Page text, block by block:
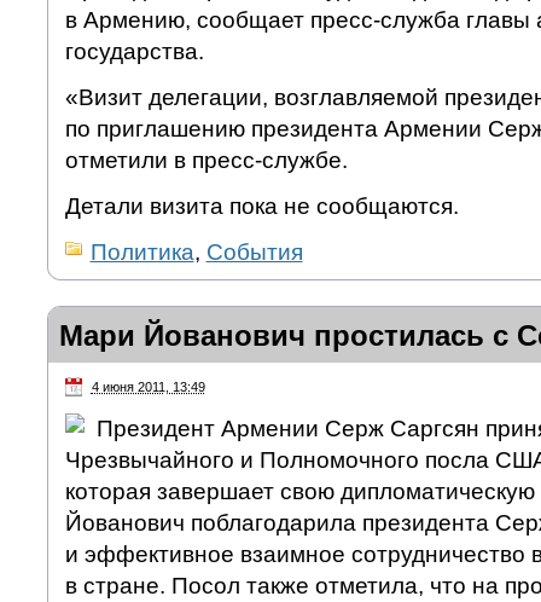
в Армению, сообщает пресс-служба главы
государства.
«Визит делегации, возглавляемой
по приглашению президента Армении
отметили в пресс-службе.
Детали визита пока не сообщаются.
Политика, События
Мари Йованович простилась с
4 июня 2011, 13:49
Президент Армении Серж Саргсян
Чрезвычайного и Полномочного посла
которая завершает свою
Йованович поблагодарила президента
и эффективное взаимное сотрудничество
в стране. Посол также отметила, что на